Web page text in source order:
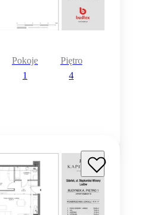
Pokoje
1
Piętro
4